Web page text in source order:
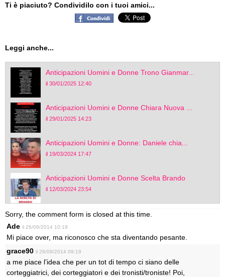
Ti è piaciuto? Condividilo con i tuoi amici...
Leggi anche...
Anticipazioni Uomini e Donne Trono Gianmar...
il 30/01/2025 12:40
Anticipazioni Uomini e Donne Chiara Nuova ...
il 29/01/2025 14:23
Anticipazioni Uomini e Donne: Daniele chia...
il 19/03/2024 17:47
Anticipazioni Uomini e Donne Scelta Brando
il 12/03/2024 23:54
Sorry, the comment form is closed at this time.
Ade il 26/09/2014 10:19
Mi piace over, ma riconosco che sta diventando pesante.
grace90 il 26/09/2014 09:19
a me piace l’idea che per un tot di tempo ci siano delle
corteggiatrici, dei corteggiatori e dei tronisti/troniste! Poi,